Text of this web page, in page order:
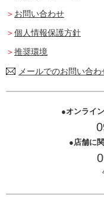
お問い合わせ
個人情報保護方針
推奨環境
メールでのお問い合わ
オンライ
店舗に